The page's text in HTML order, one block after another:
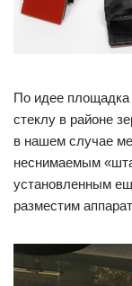
По идее площадка
стеклу в районе
в нашем случае
неснимаемым
установленным
разместим